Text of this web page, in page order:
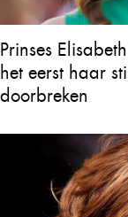
Prinses
het eerst haar
doorbreken